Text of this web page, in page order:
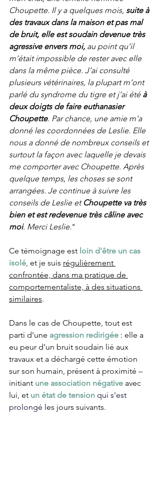
Choupette. Il y a quelques mois, suite à
des travaux dans la maison et pas mal
de bruit, elle est soudain devenue très
agressive envers moi, au point qu’il
m’était impossible de rester avec elle
dans la même pièce. J’ai consulté
plusieurs vétérinaires, la plupart m’ont
parlé du syndrome du tigre et j’ai été à
deux doigts de faire euthanasier
Choupette. Par chance, une amie m’a
donné les coordonnées de Leslie. Elle
nous a donné de nombreux conseils et
surtout la façon avec laquelle je devais
me comporter avec Choupette. Après
quelque temps, les choses se sont
arrangées. Je continue à suivre les
conseils de Leslie et Choupette va très
bien et est redevenue très câline avec
moi. Merci Leslie."
Ce témoignage est loin d'être un cas
isolé , et je suis régulièrement
confrontée, dans ma pratique de
comportementaliste, à des situations
similaires.
Dans le cas de Choupette, tout est
parti d’une agression redirigée : elle a
eu peur d’un bruit soudain lié aux
travaux et a déchargé cette émotion
sur son humain, présent à proximité –
initiant une association négative avec
lui, et un état de tension qui s'est
prolongé les jours suivants.